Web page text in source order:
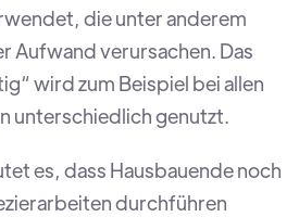
die unter anderem
Aufwand verursachen. Das
wird zum Beispiel bei allen
unterschiedlich genutzt.
es, dass Hausbauende noch
durchführen